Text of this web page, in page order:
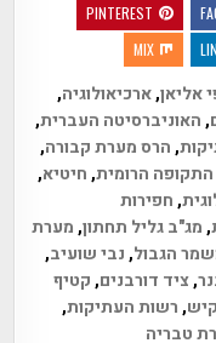
PINTEREST
MIX
אליאן,ארכיאולוגיה,
,האוניברסיטה העברית,
,הרס מערת קבורה,
התקופה הרומית,חיטיא,
,חפירות
,מג"ב גליל תחתון,מערת
הגבול,נבי שועיב,
,ציד דורבנים,קטיף
,רשות העתיקות,
טבריה